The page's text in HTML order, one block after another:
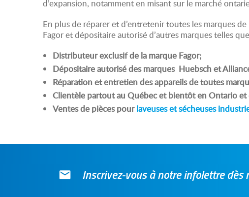
d’expansion, notamment en misant sur le marché
En plus de réparer et d’entretenir toutes les marques de
Fagor et dépositaire autorisé d’autres marques telles
Distributeur exclusif de la marque Fagor;
Dépositaire autorisé des marques Huebsch et
Réparation et entretien des appareils de toutes
Clientèle partout au Québec et bientôt en Ontario et
Ventes de pièces pourlaveuses et sécheuses
Inscrivez-vous à notre infolettre